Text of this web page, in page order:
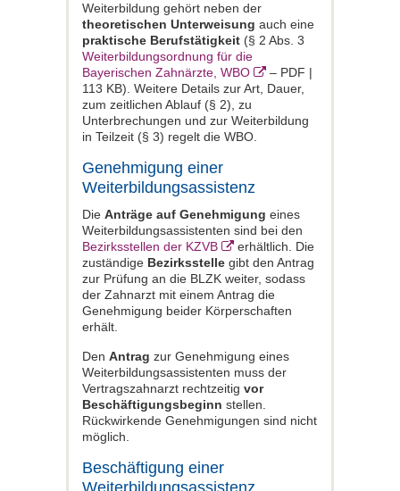
Weiterbildung gehört neben der
theoretischen Unterweisung auch eine
praktische Berufstätigkeit (§ 2 Abs. 3
Weiterbildungsordnung für die
Bayerischen Zahnärzte, WBO
– PDF |
113 KB). Weitere Details zur Art, Dauer,
zum zeitlichen Ablauf (§ 2), zu
Unterbrechungen und zur Weiterbildung
in Teilzeit (§ 3) regelt die WBO.
Genehmigung einer
Weiterbildungsassistenz
Die Anträge auf Genehmigung eines
Weiterbildungsassistenten sind bei den
Bezirksstellen der KZVB
erhältlich. Die
zuständige Bezirksstelle gibt den Antrag
zur Prüfung an die BLZK weiter, sodass
der Zahnarzt mit einem Antrag die
Genehmigung beider Körperschaften
erhält.
Den Antrag zur Genehmigung eines
Weiterbildungsassistenten muss der
Vertragszahnarzt rechtzeitig vor
Beschäftigungsbeginn stellen.
Rückwirkende Genehmigungen sind nicht
möglich.
Beschäftigung einer
Weiterbildungsassistenz